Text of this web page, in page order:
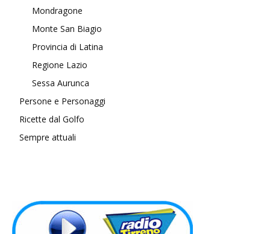
Mondragone
Monte San Biagio
Provincia di Latina
Regione Lazio
Sessa Aurunca
Persone e Personaggi
Ricette dal Golfo
Sempre attuali